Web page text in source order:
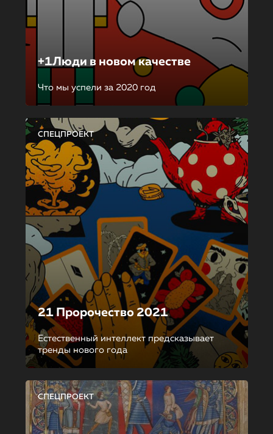
+1Люди в новом качестве
Что мы успели за 2020 год
СПЕЦПРОЕКТ
21 Пророчество 2021
Естественный интеллект предсказывает
тренды нового года
СПЕЦПРОЕКТ